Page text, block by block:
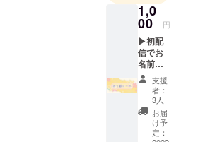
1,0
00 円
▶初配
信でお
名前表
示 ※初
配信で
記載し
たいお
名前と
読み方
支援
者：
3人
お届
け予
定：